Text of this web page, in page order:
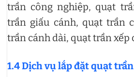
trần công nghiệp, quạt
trần giấu cánh, quạt trần
trần cánh dài, quạt trần xếp
1.4 Dịch vụ lắp đặt quạt